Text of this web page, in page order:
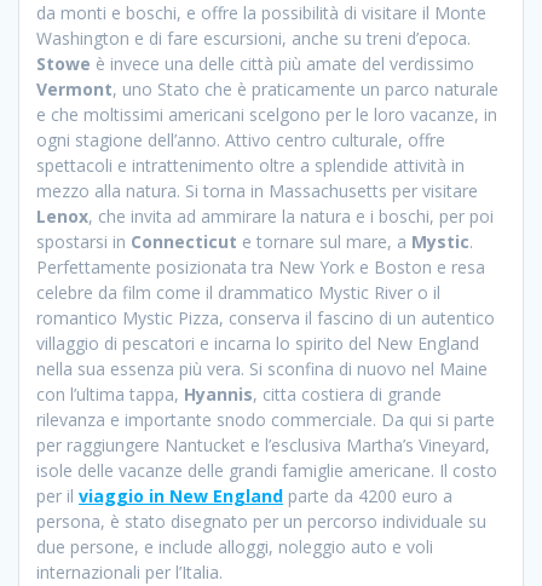
da monti e boschi, e offre la possibilità di visitare il Monte
Washington e di fare escursioni, anche su treni d’epoca.
Stowe è invece una delle città più amate del verdissimo
Vermont, uno Stato che è praticamente un parco naturale
e che moltissimi americani scelgono per le loro vacanze, in
ogni stagione dell’anno. Attivo centro culturale, offre
spettacoli e intrattenimento oltre a splendide attività in
mezzo alla natura. Si torna in Massachusetts per visitare
Lenox, che invita ad ammirare la natura e i boschi, per poi
spostarsi in Connecticut e tornare sul mare, a Mystic.
Perfettamente posizionata tra New York e Boston e resa
celebre da film come il drammatico Mystic River o il
romantico Mystic Pizza, conserva il fascino di un autentico
villaggio di pescatori e incarna lo spirito del New England
nella sua essenza più vera. Si sconfina di nuovo nel Maine
con l’ultima tappa, Hyannis, citta costiera di grande
rilevanza e importante snodo commerciale. Da qui si parte
per raggiungere Nantucket e l’esclusiva Martha’s Vineyard,
isole delle vacanze delle grandi famiglie americane. Il costo
per il viaggio in New England parte da 4200 euro a
persona, è stato disegnato per un percorso individuale su
due persone, e include alloggi, noleggio auto e voli
internazionali per l’Italia.